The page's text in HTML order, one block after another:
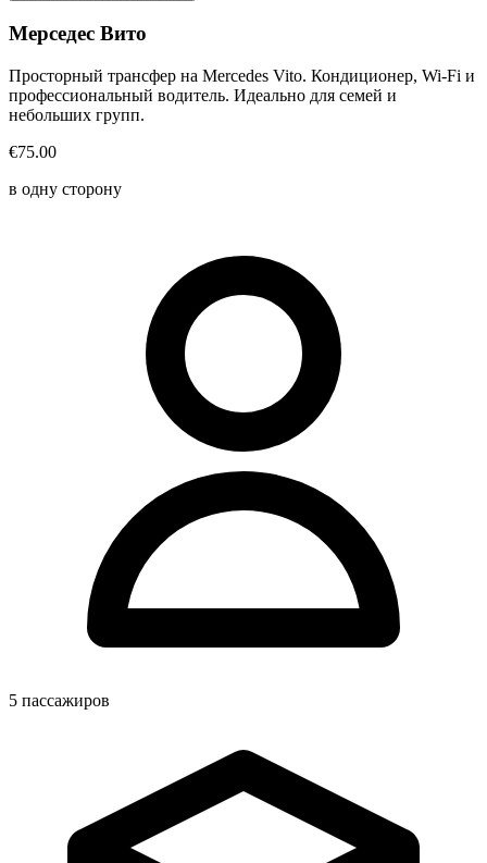
Мерседес Вито
Просторный трансфер на Mercedes Vito. Кондиционер, Wi-Fi и
профессиональный водитель. Идеально для семей и
небольших групп.
€75.00
в одну сторону
5 пассажиров